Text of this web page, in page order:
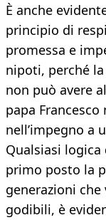
È anche
principio di
promessa e
nipoti, perché
non può avere
papa Francesco
nell’impegno a
Qualsiasi
primo posto la
generazioni
godibili, è